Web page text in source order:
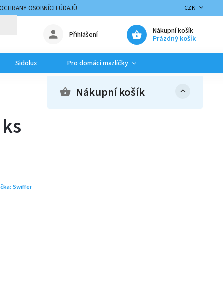
OSOBNÍCH ÚDAJŮ
CZK
Nákupní košík
Prázdný košík
Přihlášení
Sidolux Pro domácí mazlíčky
Nákupní košík
Swiffer